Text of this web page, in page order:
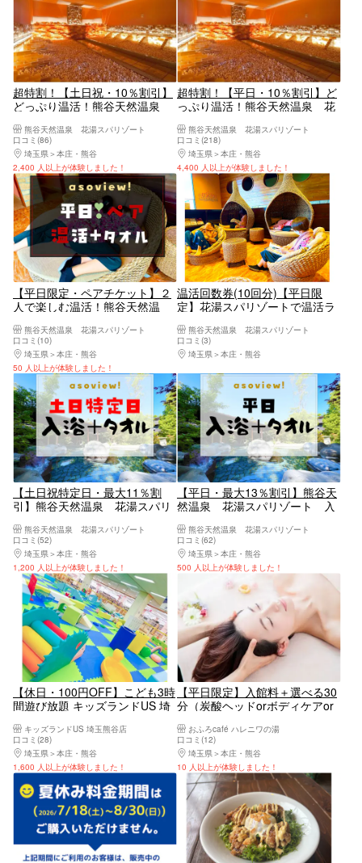
超特割！【土日祝・10％割引】
どっぷり温活！熊谷天然温泉
浴＋タオル）
熊谷天然温泉 花湯スパリゾート
口コミ(86)
埼玉県
本庄・熊谷
2,400 人以上が体験しました！
超特割！【平日・10％割引】ど
っぷり温活！熊谷天然温泉 花
＋タオル）
熊谷天然温泉 花湯スパリゾート
口コミ(218)
埼玉県
本庄・熊谷
4,400 人以上が体験しました！
【平日限定・ペアチケット】２
人で楽しむ温活！熊谷天然温
岩盤浴＋タオル）
熊谷天然温泉 花湯スパリゾート
口コミ(10)
埼玉県
本庄・熊谷
50 人以上が体験しました！
温活回数券(10回分)【平日限
定】花湯スパリゾートで温活ラ
りを♪（入浴＋岩盤浴＋タオ
ル）
熊谷天然温泉 花湯スパリゾート
口コミ(3)
埼玉県
本庄・熊谷
【土日祝特定日・最大11％割
引】熊谷天然温泉 花湯スパリ
タオルセット）
熊谷天然温泉 花湯スパリゾート
口コミ(52)
埼玉県
本庄・熊谷
1,200 人以上が体験しました！
【平日・最大13％割引】熊谷天
然温泉 花湯スパリゾート 入
ト）熊谷天然温泉 花湯スパリゾート
口コミ(62)
埼玉県
本庄・熊谷
500 人以上が体験しました！
【休日・100円OFF】こども3時
間遊び放題 キッズランドUS 埼
キッズランドUS 埼玉熊谷店
口コミ(28)
埼玉県
本庄・熊谷
1,600 人以上が体験しました！
【平日限定】入館料＋選べる30
分（炭酸ヘッドorボディケアor
ト）
おふろcafé ハレニワの湯
口コミ(12)
埼玉県
本庄・熊谷
10 人以上が体験しました！